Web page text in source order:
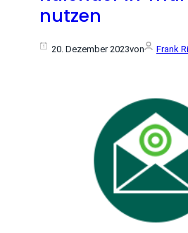
nutzen
20. Dezember 2023von Frank